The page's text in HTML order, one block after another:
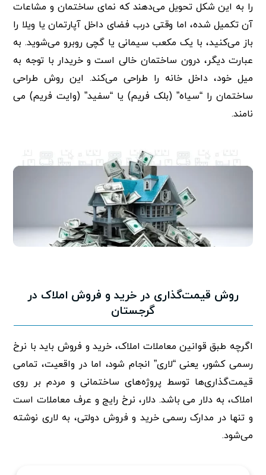
را به این شکل تحویل می‌دهند که نمای ساختمان و مشاعات
آن تکمیل شده، اما وقتی درب فضای داخل آپارتمان یا ویلا را
باز می‌کنید، با یک مکعب سیمانی یا گچی روبرو می‌شوید. به
عبارت دیگر، درون ساختمان خالی است و خریدار با توجه به
میل خود، داخل خانه را طراحی می‌کند. این روش طراحی
ساختمان را “سیاه” (بلک فریم) یا “سفید” (وایت فریم) می
نامند.
روش قیمت‌گذاری در خرید و فروش املاک در
گرجستان
اگرچه طبق قوانین معاملات املاک، خرید و فروش باید با نرخ
رسمی کشور، یعنی “لاری” انجام شود، اما در واقعیت، تمامی
قیمت‌گذاری‌ها توسط پروژه‌های ساختمانی و مردم بر روی
املاک، به دلار می باشد. دلار، نرخ رایج و عرف معاملات است
و تنها در مدارک رسمی خرید و فروش دولتی، به لاری نوشته
می‌شود.